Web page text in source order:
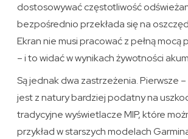
dostosowywać częstotliwość
bezpośrednio przekłada się na
Ekran nie musi pracować z pełną mocą
– i to widać w wynikach żywotności
Są jednak dwa zastrzeżenia. Pierwsze
jest z natury bardziej podatny na
tradycyjne wyświetlacze MIP, które
przykład w starszych modelach